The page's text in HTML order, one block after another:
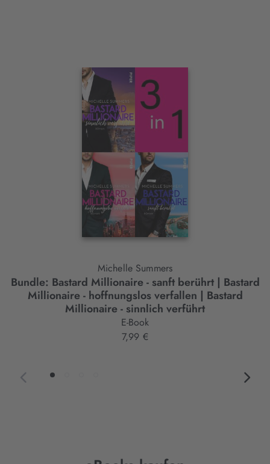
Interaktives
Michelle Summers
Bundle: Bastard Millionaire - sanft berührt | Bastard
Millionaire - hoffnungslos verfallen | Bastard
Millionaire - sinnlich verführt
E-Book
7,99 €